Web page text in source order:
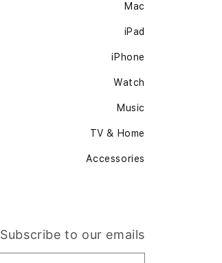
Mac
iPad
iPhone
Watch
Music
TV & Home
Accessories
Subscribe to our emails